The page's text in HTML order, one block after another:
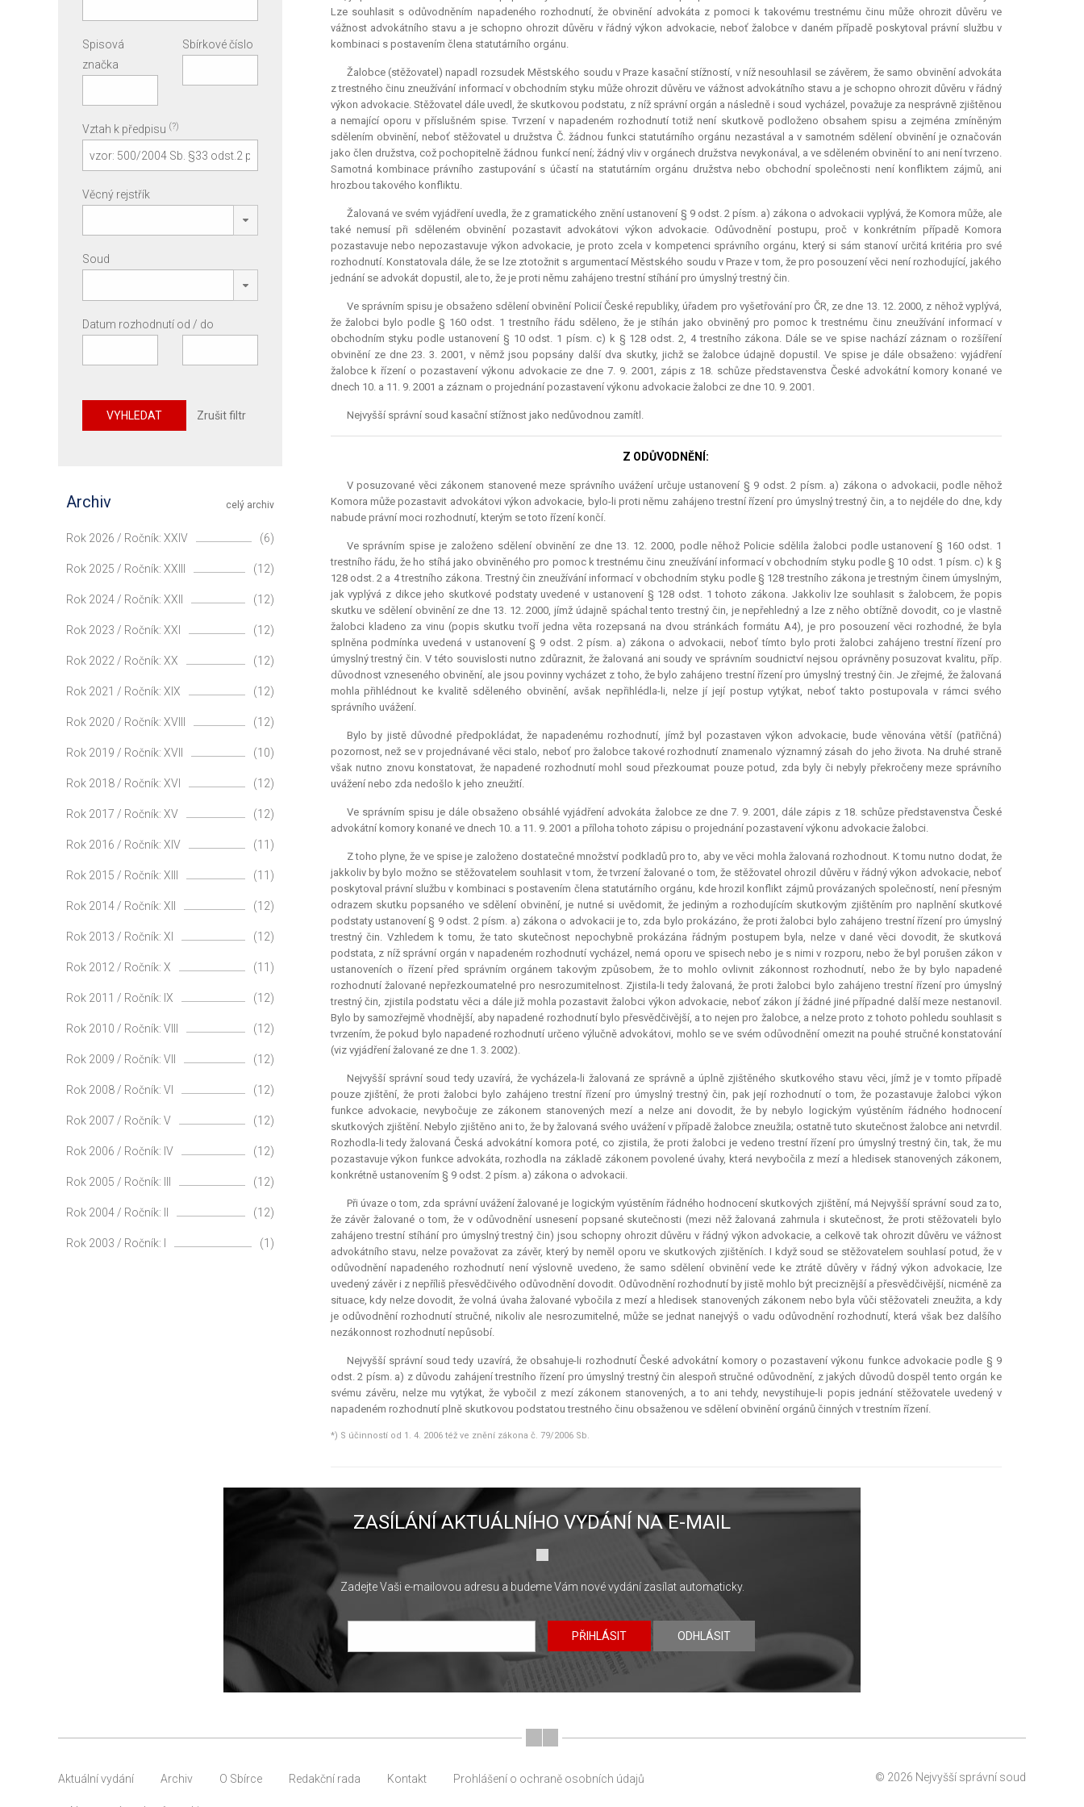
Lze souhlasit s odůvodněním napadeného rozhodnutí, že obvinění advokáta z pomoci k takovému trestnému činu může ohrozit důvěru ve
vážnost advokátního stavu a je schopno ohrozit důvěru v řádný výkon advokacie, neboť žalobce v daném případě poskytoval právní službu v
kombinaci s postavením člena statutárního orgánu.
Žalobce (stěžovatel) napadl rozsudek Městského soudu v Praze kasační stížností, v níž nesouhlasil se závěrem, že samo obvinění advokáta
z trestného činu zneužívání informací v obchodním styku může ohrozit důvěru ve vážnost advokátního stavu a je schopno ohrozit důvěru v řádný
výkon advokacie. Stěžovatel dále uvedl, že skutkovou podstatu, z níž správní orgán a následně i soud vycházel, považuje za nesprávně zjištěnou
a nemající oporu v příslušném spise. Tvrzení v napadeném rozhodnutí totiž není skutkově podloženo obsahem spisu a zejména zmíněným
sdělením obvinění, neboť stěžovatel u družstva Č. žádnou funkci statutárního orgánu nezastával a v samotném sdělení obvinění je označován
jako člen družstva, což pochopitelně žádnou funkcí není; žádný vliv v orgánech družstva nevykonával, a ve sděleném obvinění to ani není tvrzeno.
Samotná kombinace právního zastupování s účastí na statutárním orgánu družstva nebo obchodní společnosti není konfliktem zájmů, ani
hrozbou takového konfliktu.
Žalovaná ve svém vyjádření uvedla, že z gramatického znění ustanovení § 9 odst. 2 písm. a) zákona o advokacii vyplývá, že Komora může, ale
také nemusí při sděleném obvinění pozastavit advokátovi výkon advokacie. Odůvodnění postupu, proč v konkrétním případě Komora
pozastavuje nebo nepozastavuje výkon advokacie, je proto zcela v kompetenci správního orgánu, který si sám stanoví určitá kritéria pro své
rozhodnutí. Konstatovala dále, že se lze ztotožnit s argumentací Městského soudu v Praze v tom, že pro posouzení věci není rozhodující, jakého
jednání se advokát dopustil, ale to, že je proti němu zahájeno trestní stíhání pro úmyslný trestný čin.
Ve správním spisu je obsaženo sdělení obvinění Policií České republiky, úřadem pro vyšetřování pro ČR, ze dne 13. 12. 2000, z něhož vyplývá,
že žalobci bylo podle § 160 odst. 1 trestního řádu sděleno, že je stíhán jako obviněný pro pomoc k trestnému činu zneužívání informací v
obchodním styku podle ustanovení § 10 odst. 1 písm. c) k § 128 odst. 2, 4 trestního zákona. Dále se ve spise nachází záznam o rozšíření
obvinění ze dne 23. 3. 2001, v němž jsou popsány další dva skutky, jichž se žalobce údajně dopustil. Ve spise je dále obsaženo: vyjádření
žalobce k řízení o pozastavení výkonu advokacie ze dne 7. 9. 2001, zápis z 18. schůze představenstva České advokátní komory konané ve
dnech 10. a 11. 9. 2001 a záznam o projednání pozastavení výkonu advokacie žalobci ze dne 10. 9. 2001.
Nejvyšší správní soud kasační stížnost jako nedůvodnou zamítl.
Z ODŮVODNĚNÍ:
V posuzované věci zákonem stanovené meze správního uvážení určuje ustanovení § 9 odst. 2 písm. a) zákona o advokacii, podle něhož
Komora může pozastavit advokátovi výkon advokacie, bylo-li proti němu zahájeno trestní řízení pro úmyslný trestný čin, a to nejdéle do dne, kdy
nabude právní moci rozhodnutí, kterým se toto řízení končí.
Ve správním spise je založeno sdělení obvinění ze dne 13. 12. 2000, podle něhož Policie sdělila žalobci podle ustanovení § 160 odst. 1
trestního řádu, že ho stíhá jako obviněného pro pomoc k trestnému činu zneužívání informací v obchodním styku podle § 10 odst. 1 písm. c) k §
128 odst. 2 a 4 trestního zákona. Trestný čin zneužívání informací v obchodním styku podle § 128 trestního zákona je trestným činem úmyslným,
jak vyplývá z dikce jeho skutkové podstaty uvedené v ustanovení § 128 odst. 1 tohoto zákona. Jakkoliv lze souhlasit s žalobcem, že popis
skutku ve sdělení obvinění ze dne 13. 12. 2000, jímž údajně spáchal tento trestný čin, je nepřehledný a lze z něho obtížně dovodit, co je vlastně
žalobci kladeno za vinu (popis skutku tvoří jedna věta rozepsaná na dvou stránkách formátu A4), je pro posouzení věci rozhodné, že byla
splněna podmínka uvedená v ustanovení § 9 odst. 2 písm. a) zákona o advokacii, neboť tímto bylo proti žalobci zahájeno trestní řízení pro
úmyslný trestný čin. V této souvislosti nutno zdůraznit, že žalovaná ani soudy ve správním soudnictví nejsou oprávněny posuzovat kvalitu, příp.
důvodnost vzneseného obvinění, ale jsou povinny vycházet z toho, že bylo zahájeno trestní řízení pro úmyslný trestný čin. Je zřejmé, že žalovaná
mohla přihlédnout ke kvalitě sděleného obvinění, avšak nepřihlédla-li, nelze jí její postup vytýkat, neboť takto postupovala v rámci svého
správního uvážení.
Bylo by jistě důvodné předpokládat, že napadenému rozhodnutí, jímž byl pozastaven výkon advokacie, bude věnována větší (patřičná)
pozornost, než se v projednávané věci stalo, neboť pro žalobce takové rozhodnutí znamenalo významný zásah do jeho života. Na druhé straně
však nutno znovu konstatovat, že napadené rozhodnutí mohl soud přezkoumat pouze potud, zda byly či nebyly překročeny meze správního
uvážení nebo zda nedošlo k jeho zneužití.
Ve správním spisu je dále obsaženo obsáhlé vyjádření advokáta žalobce ze dne 7. 9. 2001, dále zápis z 18. schůze představenstva České
advokátní komory konané ve dnech 10. a 11. 9. 2001 a příloha tohoto zápisu o projednání pozastavení výkonu advokacie žalobci.
Z toho plyne, že ve spise je založeno dostatečné množství podkladů pro to, aby ve věci mohla žalovaná rozhodnout. K tomu nutno dodat, že
jakkoliv by bylo možno se stěžovatelem souhlasit v tom, že tvrzení žalované o tom, že stěžovatel ohrozil důvěru v řádný výkon advokacie, neboť
poskytoval právní službu v kombinaci s postavením člena statutárního orgánu, kde hrozil konflikt zájmů provázaných společností, není přesným
odrazem skutku popsaného ve sdělení obvinění, je nutné si uvědomit, že jediným a rozhodujícím skutkovým zjištěním pro naplnění skutkové
podstaty ustanovení § 9 odst. 2 písm. a) zákona o advokacii je to, zda bylo prokázáno, že proti žalobci bylo zahájeno trestní řízení pro úmyslný
trestný čin. Vzhledem k tomu, že tato skutečnost nepochybně prokázána řádným postupem byla, nelze v dané věci dovodit, že skutková
podstata, z níž správní orgán v napadeném rozhodnutí vycházel, nemá oporu ve spisech nebo je s nimi v rozporu, nebo že byl porušen zákon v
ustanoveních o řízení před správním orgánem takovým způsobem, že to mohlo ovlivnit zákonnost rozhodnutí, nebo že by bylo napadené
rozhodnutí žalované nepřezkoumatelné pro nesrozumitelnost. Zjistila-li tedy žalovaná, že proti žalobci bylo zahájeno trestní řízení pro úmyslný
trestný čin, zjistila podstatu věci a dále již mohla pozastavit žalobci výkon advokacie, neboť zákon jí žádné jiné případné další meze nestanovil.
Bylo by samozřejmě vhodnější, aby napadené rozhodnutí bylo přesvědčivější, a to nejen pro žalobce, a nelze proto z tohoto pohledu souhlasit s
tvrzením, že pokud bylo napadené rozhodnutí určeno výlučně advokátovi, mohlo se ve svém odůvodnění omezit na pouhé stručné konstatování
(viz vyjádření žalované ze dne 1. 3. 2002).
Nejvyšší správní soud tedy uzavírá, že vycházela-li žalovaná ze správně a úplně zjištěného skutkového stavu věci, jímž je v tomto případě
pouze zjištění, že proti žalobci bylo zahájeno trestní řízení pro úmyslný trestný čin, pak její rozhodnutí o tom, že pozastavuje žalobci výkon
funkce advokacie, nevybočuje ze zákonem stanovených mezí a nelze ani dovodit, že by nebylo logickým vyústěním řádného hodnocení
skutkových zjištění. Nebylo zjištěno ani to, že by žalovaná svého uvážení v případě žalobce zneužila; ostatně tuto skutečnost žalobce ani netvrdil.
Rozhodla-li tedy žalovaná Česká advokátní komora poté, co zjistila, že proti žalobci je vedeno trestní řízení pro úmyslný trestný čin, tak, že mu
pozastavuje výkon funkce advokáta, rozhodla na základě zákonem povolené úvahy, která nevybočila z mezí a hledisek stanovených zákonem,
konkrétně ustanovením § 9 odst. 2 písm. a) zákona o advokacii.
Při úvaze o tom, zda správní uvážení žalované je logickým vyústěním řádného hodnocení skutkových zjištění, má Nejvyšší správní soud za to,
že závěr žalované o tom, že v odůvodnění usnesení popsané skutečnosti (mezi něž žalovaná zahrnula i skutečnost, že proti stěžovateli bylo
zahájeno trestní stíhání pro úmyslný trestný čin) jsou schopny ohrozit důvěru v řádný výkon advokacie, a celkově tak ohrozit důvěru ve vážnost
advokátního stavu, nelze považovat za závěr, který by neměl oporu ve skutkových zjištěních. I když soud se stěžovatelem souhlasí potud, že v
odůvodnění napadeného rozhodnutí není výslovně uvedeno, že samo sdělení obvinění vede ke ztrátě důvěry v řádný výkon advokacie, lze
uvedený závěr i z nepříliš přesvědčivého odůvodnění dovodit. Odůvodnění rozhodnutí by jistě mohlo být preciznější a přesvědčivější, nicméně za
situace, kdy nelze dovodit, že volná úvaha žalované vybočila z mezí a hledisek stanovených zákonem nebo byla vůči stěžovateli zneužita, a kdy
je odůvodnění rozhodnutí stručné, nikoliv ale nesrozumitelné, může se jednat nanejvýš o vadu odůvodnění rozhodnutí, která však bez dalšího
nezákonnost rozhodnutí nepůsobí.
Nejvyšší správní soud tedy uzavírá, že obsahuje-li rozhodnutí České advokátní komory o pozastavení výkonu funkce advokacie podle § 9
odst. 2 písm. a) z důvodu zahájení trestního řízení pro úmyslný trestný čin alespoň stručné odůvodnění, z jakých důvodů dospěl tento orgán ke
svému závěru, nelze mu vytýkat, že vybočil z mezí zákonem stanovených, a to ani tehdy, nevystihuje-li popis jednání stěžovatele uvedený v
napadeném rozhodnutí plně skutkovou podstatou trestného činu obsaženou ve sdělení obvinění orgánů činných v trestním řízení.
*) S účinností od 1. 4. 2006 též ve znění zákona č. 79/2006 Sb.
Spisová
značka
Sbírkové číslo
Vztah k předpisu (?)
Věcný rejstřík
Soud
Datum rozhodnutí od / do
VYHLEDAT Zrušit filtr
celý archiv
Archiv
Rok 2026 / Ročník: XXIV (6)
Rok 2025 / Ročník: XXIII (12)
Rok 2024 / Ročník: XXII (12)
Rok 2023 / Ročník: XXI (12)
Rok 2022 / Ročník: XX (12)
Rok 2021 / Ročník: XIX (12)
Rok 2020 / Ročník: XVIII (12)
Rok 2019 / Ročník: XVII (10)
Rok 2018 / Ročník: XVI (12)
Rok 2017 / Ročník: XV (12)
Rok 2016 / Ročník: XIV (11)
Rok 2015 / Ročník: XIII (11)
Rok 2014 / Ročník: XII (12)
Rok 2013 / Ročník: XI (12)
Rok 2012 / Ročník: X (11)
Rok 2011 / Ročník: IX (12)
Rok 2010 / Ročník: VIII (12)
Rok 2009 / Ročník: VII (12)
Rok 2008 / Ročník: VI (12)
Rok 2007 / Ročník: V (12)
Rok 2006 / Ročník: IV (12)
Rok 2005 / Ročník: III (12)
Rok 2004 / Ročník: II (12)
Rok 2003 / Ročník: I (1)
ZASÍLÁNÍ AKTUÁLNÍHO VYDÁNÍ NA E-MAIL
Zadejte Vaši e-mailovou adresu a budeme Vám nové vydání zasílat automaticky.
PŘIHLÁSIT ODHLÁSIT
Aktuální vydání Archiv O Sbírce Redakční rada Kontakt Prohlášení o ochraně osobních údajů © 2026 Nejvyšší správní soud